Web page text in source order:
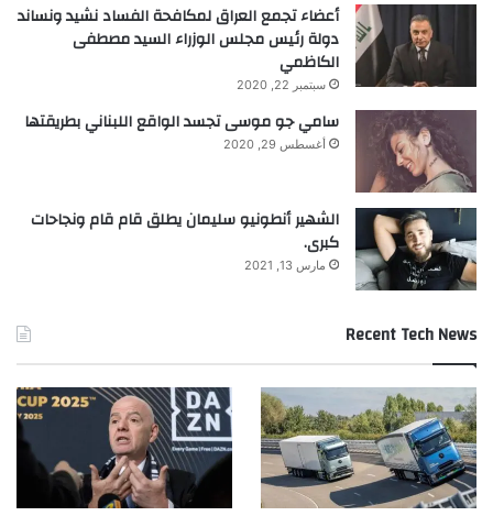
أعضاء تجمع العراق لمكافحة الفساد نشيد ونساند
دولة رئيس مجلس الوزراء السيد مصطفى
الكاظمي
سبتمبر 22, 2020
سامي جو موسى تجسد الواقع اللبناني بطريقتها
أغسطس 29, 2020
الشهير أنطونيو سليمان يطلق قام قام ونجاحات
كبرى.
مارس 13, 2021
Recent Tech News